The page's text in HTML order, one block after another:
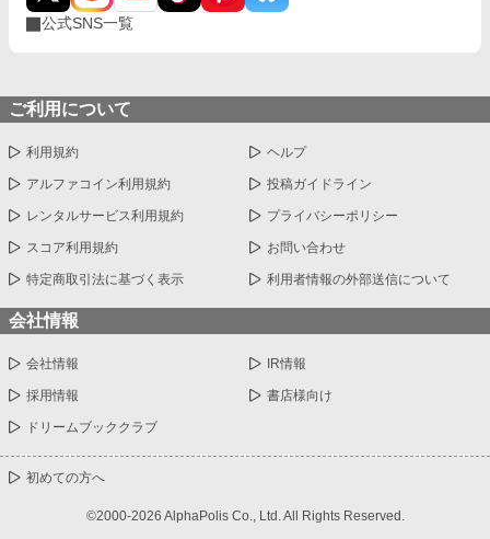
公式SNS一覧
ご利用について
利用規約 ヘルプ
アルファコイン利用規約 投稿ガイドライン
レンタルサービス利用規約 プライバシーポリシー
スコア利用規約 お問い合わせ
特定商取引法に基づく表示 利用者情報の外部送信について
会社情報
会社情報 IR情報
採用情報 書店様向け
ドリームブッククラブ
初めての方へ
©2000-2026 AlphaPolis Co., Ltd. All Rights Reserved.